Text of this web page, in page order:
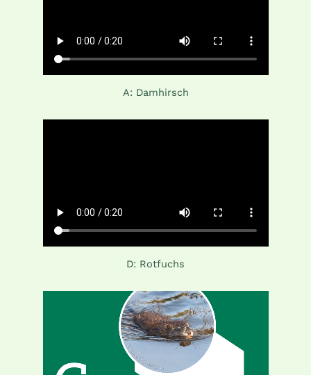
A: Damhirsch
D: Rotfuchs